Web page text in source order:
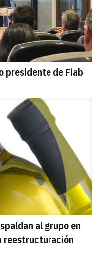
presidente de Fiab
al grupo en
reestructuración